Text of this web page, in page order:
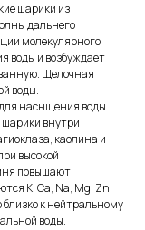
шарики из
дальнего
молекулярного
воды и возбуждает
Щелочная
воды.
насыщения воды
внутри
каолина и
высокой
повышают
K, Ca, Na, Mg, Zn,
близко к нейтральному
воды.